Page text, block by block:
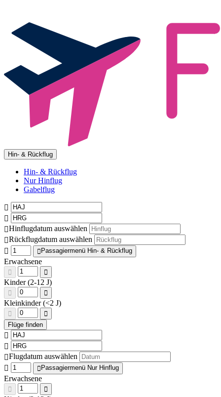
Hin- & Rückflug
Hin- & Rückflug
Nur Hinflug
Gabelflug
Hinflugdatum auswählen
Rückflugdatum auswählen
Passagiermenü Hin- & Rückflug
Erwachsene
Kinder (2-12 J)
Kleinkinder (<2 J)
Flugdatum auswählen
Passagiermenü Nur Hinflug
Erwachsene